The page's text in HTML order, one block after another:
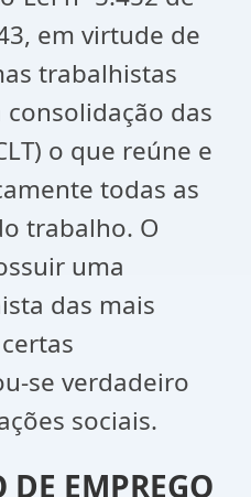
em virtude de
trabalhistas
das
o que reúne e
todas as
trabalho. O
uma
das mais
se verdadeiro
sociais.
DE EMPREGO